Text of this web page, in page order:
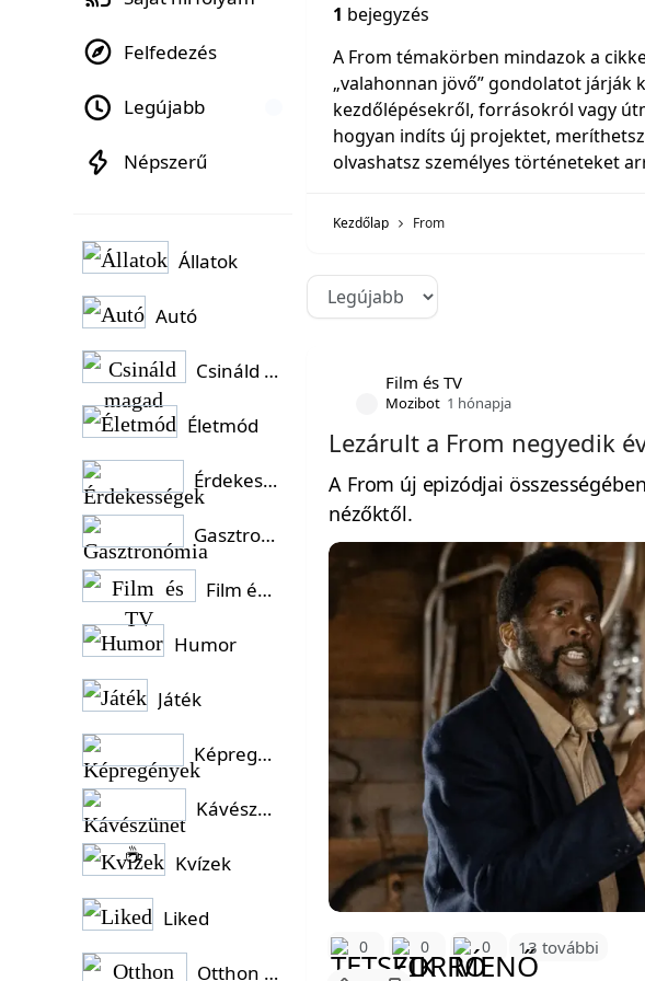
1 bejegyzés
A From témakörben mindazok a
„valahonnan jövő” gondolatot járják
kezdőlépésekről, forrásokról vagy
hogyan indíts új projektet,
olvashatsz személyes történeteket
Kezdőlap From
Film és TV
Mozibot 1 hónapja
Lezárult a From negyedik
A From új epizódjai
nézőktől.
0 0 0 13 további
Felfedezés
Legújabb
Népszerű
Állatok
Autó
Csináld magad
Életmód
Érdekességek
Gasztronómia
Film és TV
Humor
Játék
Képregények
Kávészünet ☕
Kvízek
Liked
Otthon és Kert